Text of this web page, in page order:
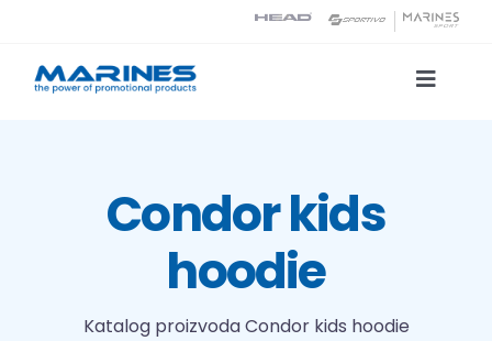
content
Toggle
Tehnologije tiskaCondor kids
hoodie
Katalog proizvodaCondor kids hoodie